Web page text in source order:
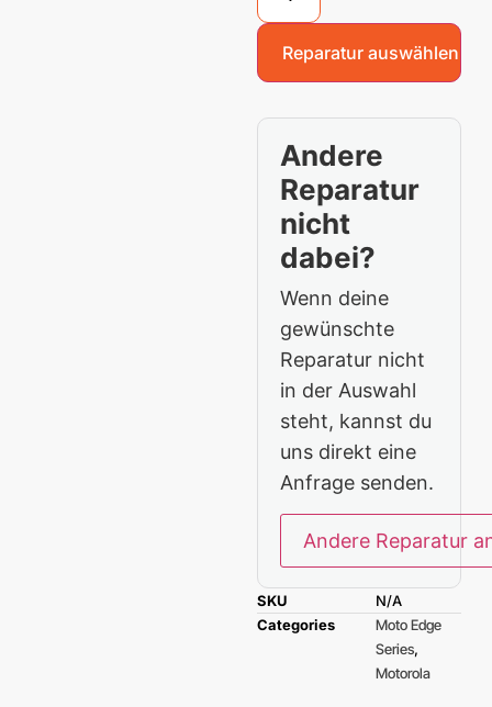
Reparatur auswählen
Andere
Reparatur
nicht
dabei?
Wenn deine
gewünschte
Reparatur nicht
in der Auswahl
steht, kannst du
uns direkt eine
Anfrage senden.
Andere Reparatur
SKU
N/A
Categories
Moto Edge
Series,
Motorola